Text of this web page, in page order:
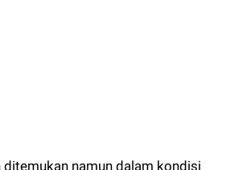
ditemukan namun dalam kondisi